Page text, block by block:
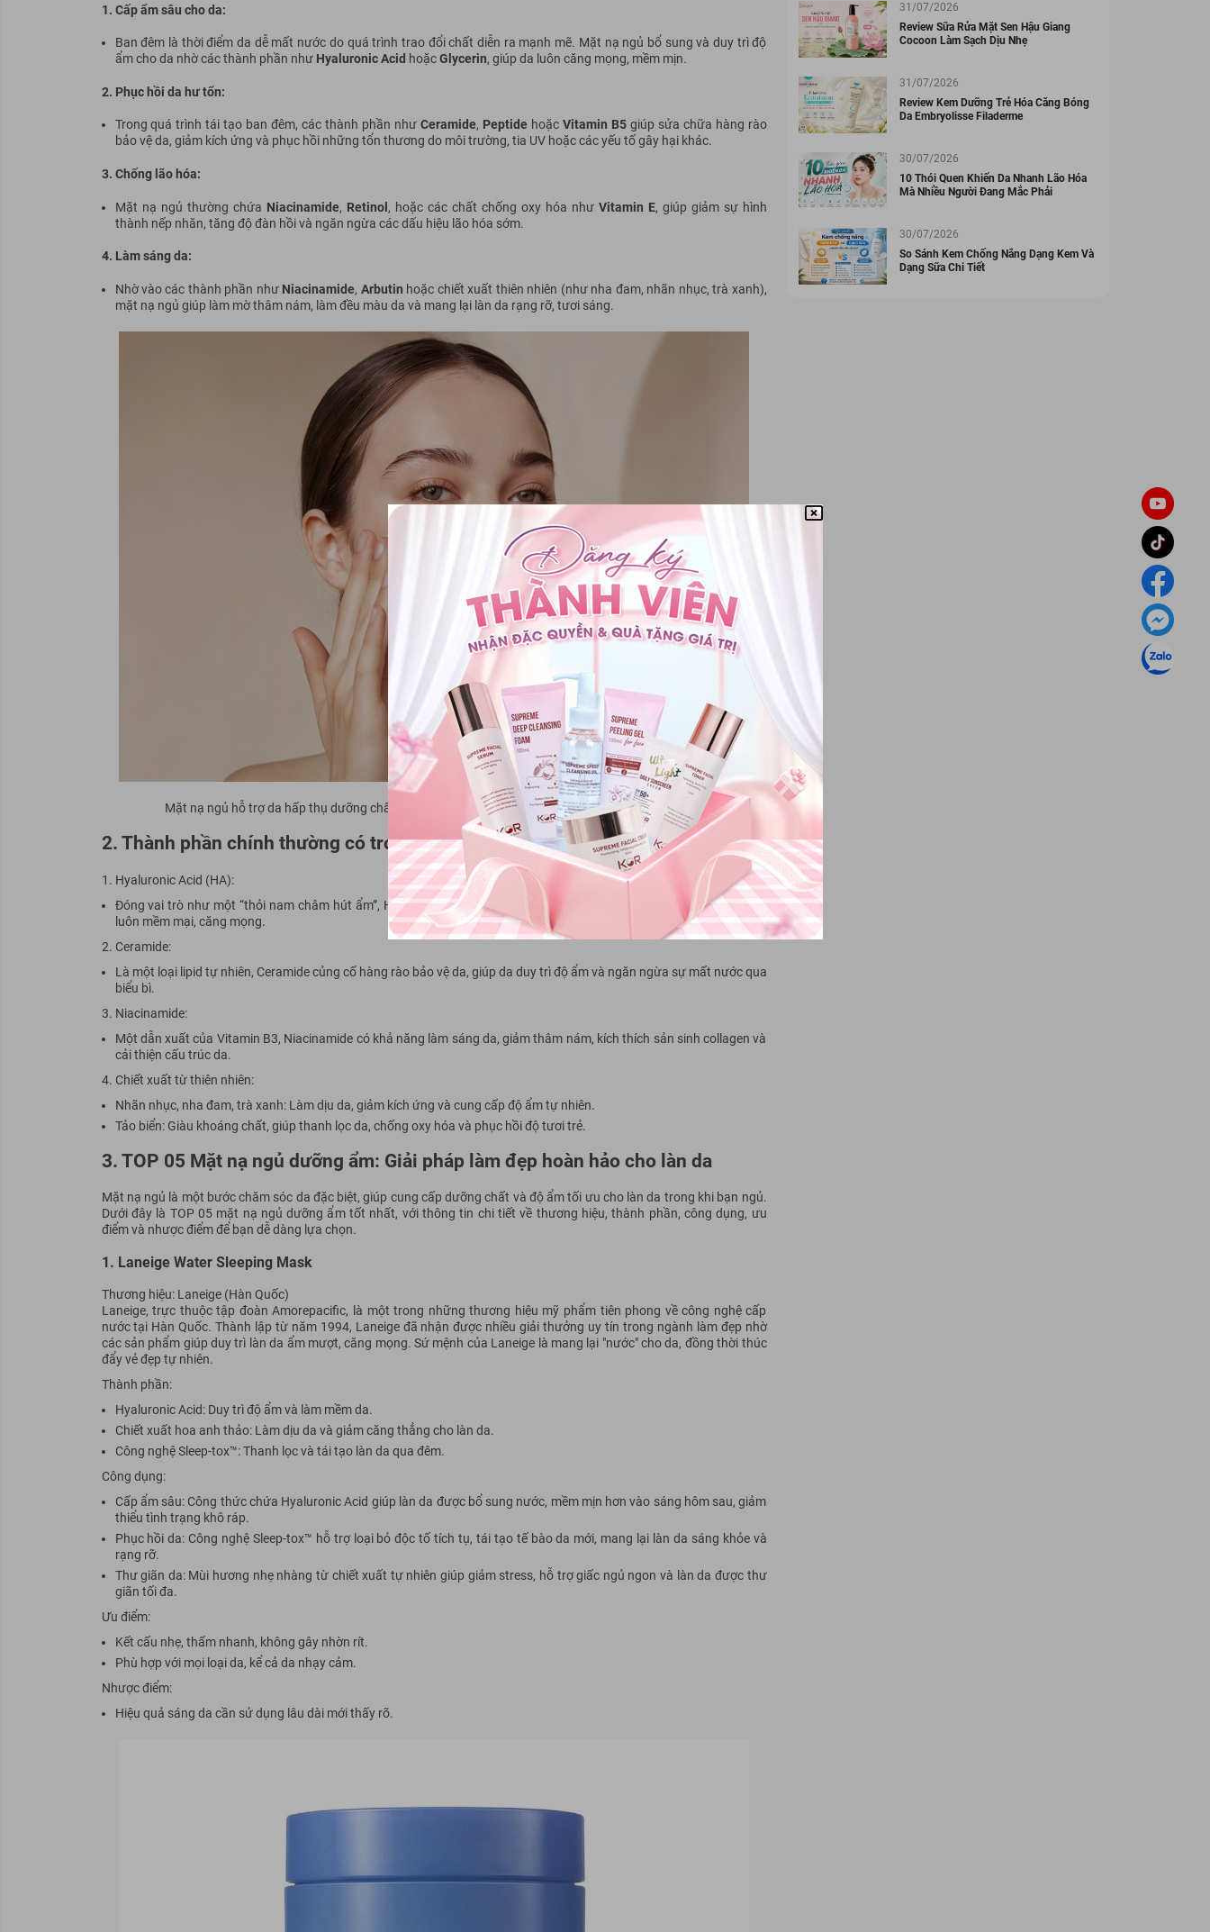
1. Cấp ẩm sâu cho da:
Ban đêm là thời điểm da dễ mất nước do quá trình trao đổi chất diễn ra mạnh mẽ. Mặt nạ ngủ bổ sung và duy trì độ
ẩm cho da nhờ các thành phần như Hyaluronic Acid hoặcGlycerin, giúp da luôn căng mọng, mềm mịn.
2. Phục hồi da hư tổn:
Trong quá trình tái tạo ban đêm, các thành phần như Ceramide, Peptide hoặc Vitamin B5giúp sửa chữa hàng rào
bảo vệ da, giảm kích ứng và phục hồi những tổn thương do môi trường, tia UV hoặc các yếu tố gây hại khác.
3. Chống lão hóa:
Mặt nạ ngủ thường chứa Niacinamide, Retinol, hoặc các chất chống oxy hóa như Vitamin E, giúp giảm sự hình
thành nếp nhăn, tăng độ đàn hồi và ngăn ngừa các dấu hiệu lão hóa sớm.
4. Làm sáng da:
Nhờ vào các thành phần như Niacinamide, Arbutin hoặc chiết xuất thiên nhiên (như nha đam, nhãn nhục, trà xanh),
mặt nạ ngủ giúp làm mờ thâm nám, làm đều màu da và mang lại làn da rạng rỡ, tươi sáng.
Mặt nạ ngủ hỗ trợ da hấp thụ dưỡng chất và khóa ẩm hiệu quả trong suốt thời gian bạn nghỉ ngơi
2. Thành phần chính thường có trong mặt nạ ngủ
Hyaluronic Acid (HA):
Đóng vai trò như một “thỏi nam châm hút ẩm”, HA có khả năng giữ nước gấp 1000 lần trọng lượng của nó, giúp da
luôn mềm mại, căng mọng.
Ceramide:
Là một loại lipid tự nhiên, Ceramide củng cố hàng rào bảo vệ da, giúp da duy trì độ ẩm và ngăn ngừa sự mất nước qua
biểu bì.
Niacinamide:
Một dẫn xuất của Vitamin B3, Niacinamide có khả năng làm sáng da, giảm thâm nám, kích thích sản sinh collagen và
cải thiện cấu trúc da.
Chiết xuất từ thiên nhiên:
Nhãn nhục, nha đam, trà xanh:Làm dịu da, giảm kích ứng và cung cấp độ ẩm tự nhiên.
Tảo biển:Giàu khoáng chất, giúp thanh lọc da, chống oxy hóa và phục hồi độ tươi trẻ.
3. TOP 05 Mặt nạ ngủ dưỡng ẩm: Giải pháp làm đẹp hoàn hảo cho làn da
Mặt nạ ngủ là một bước chăm sóc da đặc biệt, giúp cung cấp dưỡng chất và độ ẩm tối ưu cho làn da trong khi bạn ngủ.
Dưới đây là TOP 05 mặt nạ ngủ dưỡng ẩm tốt nhất, với thông tin chi tiết về thương hiệu, thành phần, công dụng, ưu
điểm và nhược điểm để bạn dễ dàng lựa chọn.
1. Laneige Water Sleeping Mask
Thương hiệu: Laneige (Hàn Quốc)
Laneige, trực thuộc tập đoàn Amorepacific, là một trong những thương hiệu mỹ phẩm tiên phong về công nghệ cấp
nước tại Hàn Quốc. Thành lập từ năm 1994, Laneige đã nhận được nhiều giải thưởng uy tín trong ngành làm đẹp nhờ
các sản phẩm giúp duy trì làn da ẩm mượt, căng mọng. Sứ mệnh của Laneige là mang lại "nước" cho da, đồng thời thúc
đẩy vẻ đẹp tự nhiên.
Thành phần:
Hyaluronic Acid: Duy trì độ ẩm và làm mềm da.
Chiết xuất hoa anh thảo: Làm dịu da và giảm căng thẳng cho làn da.
Công nghệ Sleep-tox™: Thanh lọc và tái tạo làn da qua đêm.
Công dụng:
Cấp ẩm sâu: Công thức chứa Hyaluronic Acid giúp làn da được bổ sung nước, mềm mịn hơn vào sáng hôm sau, giảm
thiểu tình trạng khô ráp.
Phục hồi da: Công nghệ Sleep-tox™ hỗ trợ loại bỏ độc tố tích tụ, tái tạo tế bào da mới, mang lại làn da sáng khỏe và
rạng rỡ.
Thư giãn da: Mùi hương nhẹ nhàng từ chiết xuất tự nhiên giúp giảm stress, hỗ trợ giấc ngủ ngon và làn da được thư
giãn tối đa.
Ưu điểm:
Kết cấu nhẹ, thấm nhanh, không gây nhờn rít.
Phù hợp với mọi loại da, kể cả da nhạy cảm.
Nhược điểm:
Hiệu quả sáng da cần sử dụng lâu dài mới thấy rõ.
31/07/2026
Review Sữa Rửa Mặt Sen Hậu Giang
Cocoon Làm Sạch Dịu Nhẹ
31/07/2026
Review Kem Dưỡng Trẻ Hóa Căng Bóng
Da Embryolisse Filaderme
30/07/2026
10 Thói Quen Khiến Da Nhanh Lão Hóa
Mà Nhiều Người Đang Mắc Phải
30/07/2026
So Sánh Kem Chống Nắng Dạng Kem Và
Dạng Sữa Chi Tiết